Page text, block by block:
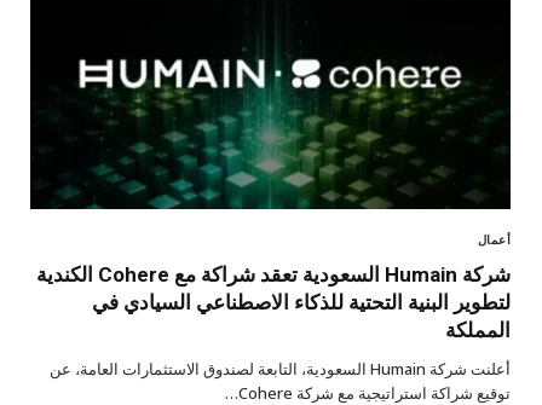
أعمال
شركة Humain السعودية تعقد شراكة مع Cohere الكندية
لتطوير البنية التحتية للذكاء الاصطناعي السيادي في
المملكة
أعلنت شركة Humain السعودية، التابعة لصندوق الاستثمارات العامة، عن
توقيع شراكة استراتيجية مع شركة Cohere…